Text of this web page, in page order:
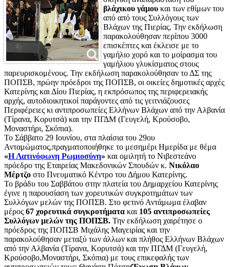
βλάχικου γάμου και των εθίμων του
από από τους Συλλόγους των
Βλάχων της Πιερίας. Την εκδήλωση
παρακολούθησαν περίπου 3000
επισκέπτες και έκλεισε με το
γαμήλιο χορό και το μοίρασμα του
γαμήλιου γλυκίσματος στους
παρευρισκομένους. Την εκδήλωση παρακολούθησαν το ΔΣ της
ΠΟΠΣΒ, πρώην πρόεδροι της ΠΟΠΣΒ, οι οικείες δημοτικές αρχές
Κατερίνης και Δίου Πιερίας, η εκπρόσωπος της περιφερειακής
αρχής, αυτοδιοικητικοί παράγοντες από τις γειτνιάζουσες
Περιφέρειες κι αντιπροσωπείες Ελλήνων Βλάχων από την Αλβανία
(Τίρανα, Κορυτσά) και την ΠΓΔΜ (Γευγελή, Κρούσοβο,
Μοναστήρι, Σκόπια).
Το Σάββατο 29 Ιουνίου, στα πλαίσια του 29ου
Ανταμώματος,πραγματοποιήθηκε το μεσημέρι Ημερίδα με θέμα
«Η Λατινόφωνη Ρωμιοσύνη» και ομιλητή το Νιβεστεάνο
πρόεδρο της Εταιρείας Μακεδονικών Σπουδών κ. Νικόλαο
Μέρτζο στο Πνευματικό Κέντρο του Δήμου Κατερίνης.
Το βράδυ του Σαββάτου στην πλατεία του Δημαρχείου Κατερίνης
έγινε η παρουσίαση των χορευτικών συγκροτημάτων των
Συλλόγων μελών της ΠΟΠΣΒ. Στο φετινό Αντάμωμα έλαβαν
μέρος 67 χορευτικά συγκροτήματα και 105 αντιπροσωπείες
Συλλόγων μελών της ΠΟΠΣΒ. Την εκδήλωση χαιρέτησε ο
πρόεδρος της ΠΟΠΣΒ Μιχάλης Μαγειρίας και την
παρακολούθησαν μεταξύ των άλλων και πλήθος Ελλήνων Βλάχων
από την Αλβανία (Τίρανα, Κορυτσά) και την ΠΓΔΜ (Γευγελή,
Κρούσοβο,Μοναστήρι, Σκόπια) με τους επικεφαλής των